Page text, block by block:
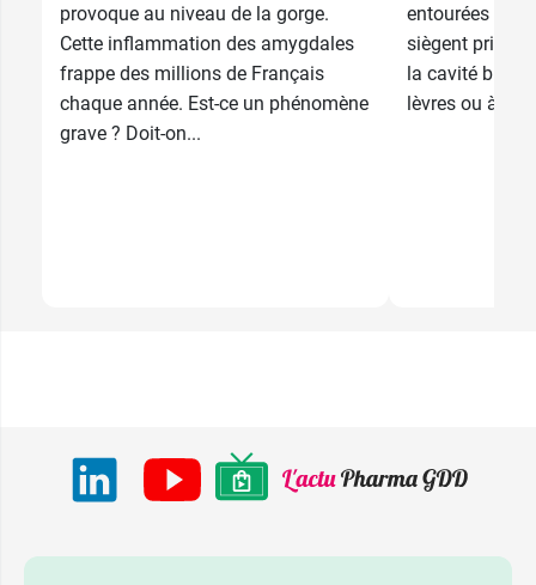
provoque au niveau de la gorge.
Cette inflammation des amygdales
frappe des millions de Français
chaque année. Est-ce un phénomène
grave ? Doit-on...
entourées d'un
siègent
la cavité
lèvres ou à